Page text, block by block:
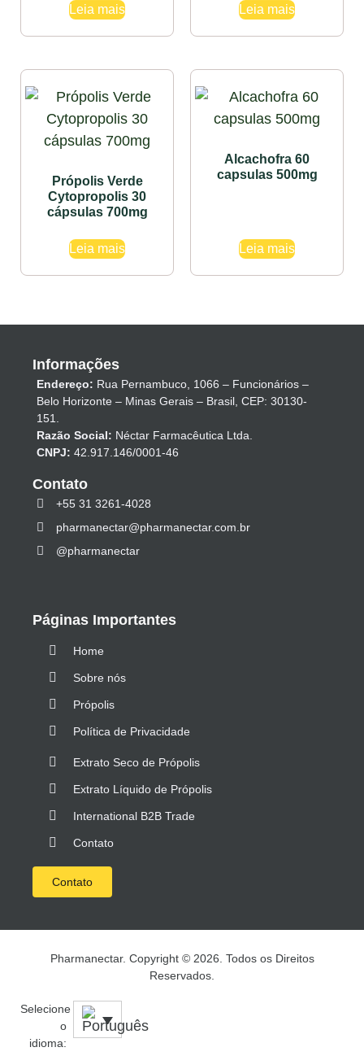
Leia mais Leia mais
Própolis Verde
Cytopropolis 30
cápsulas 700mg
Leia mais
Alcachofra 60
capsulas 500mg
Leia mais
Informações
Endereço: Rua Pernambuco, 1066 – Funcionários –
Belo Horizonte – Minas Gerais – Brasil, CEP: 30130-
151.
Razão Social: Néctar Farmacêutica Ltda.
CNPJ: 42.917.146/0001-46
Contato
+55 31 3261-4028
pharmanectar@pharmanectar.com.br
@pharmanectar
Páginas Importantes
Home
Sobre nós
Própolis
Política de Privacidade
Extrato Seco de Própolis
Extrato Líquido de Própolis
International B2B Trade
Contato
Contato
Pharmanectar. Copyright © 2026. Todos os Direitos
Reservados.
Selecione
o
idioma: